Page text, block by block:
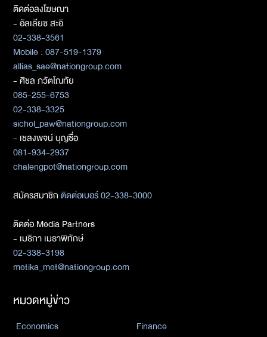
ติดต่อลงโฆษณา
- อัลเลียซ สะอิ
02-338-3561
Mobile : 087-519-1379
allias_sae@nationgroup.com
- ศิชล ภวัตโณทัย
085-255-6753
02-338-3325
sichol_paw@nationgroup.com
- เชลงพจน์ บุญซื่อ
081-934-2937
chalengpot@nationgroup.com
สมัครสมาชิกติดต่อเบอร์ 02-338-3000
ติดต่อ Media Partners
- เมธิกา เมธาพิทักษ์
02-338-3198
metika_met@nationgroup.com
หมวดหมู่ข่าว
Economics
Finance